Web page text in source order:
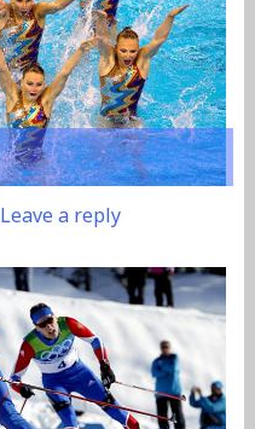
Leave a reply